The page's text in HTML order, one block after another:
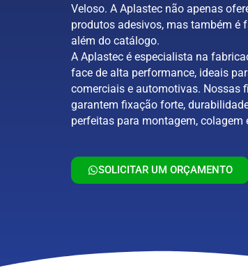
Veloso. A Aplastec não apenas
produtos adesivos, mas também é
além do catálogo.
A Aplastec é especialista na
face de alta performance, ideais
comerciais e automotivas. Nossas
garantem fixação forte,
perfeitas para montagem,
SOLICITAR UM ORÇAMENTO